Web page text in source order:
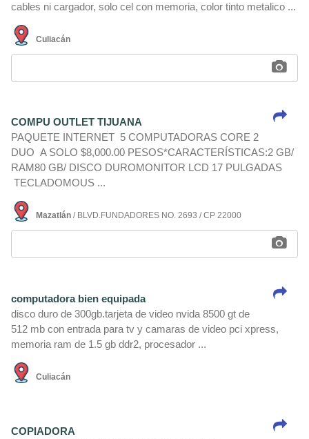
cables ni cargador, solo cel con memoria, color tinto metalico ...
Culiacán
COMPU OUTLET TIJUANA
PAQUETE INTERNET 5 COMPUTADORAS CORE 2
DUO A SOLO $8,000.00 PESOS*CARACTERÍSTICAS:2 GB/
RAM80 GB/ DISCO DUROMONITOR LCD 17 PULGADAS
TECLADOMOUS ...
Mazatlán / BLVD.FUNDADORES NO. 2693 / CP 22000
computadora bien equipada
disco duro de 300gb.tarjeta de video nvida 8500 gt de
512 mb con entrada para tv y camaras de video pci xpress,
memoria ram de 1.5 gb ddr2, procesador ...
Culiacán
COPIADORA